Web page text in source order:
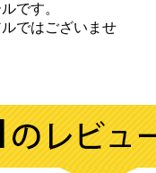
です。
ではございませ